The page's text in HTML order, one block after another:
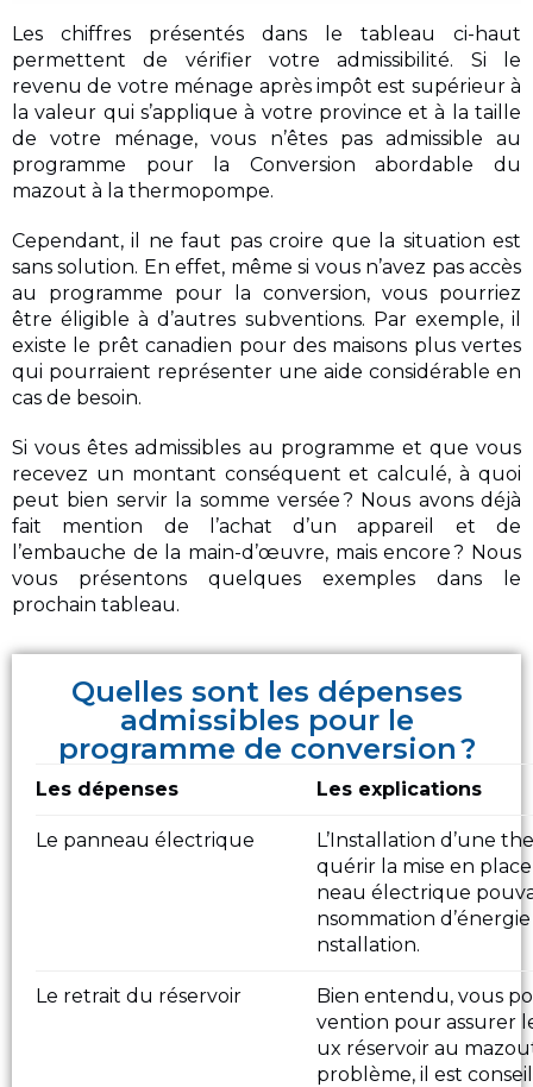
Les chiffres présentés dans le tableau ci-haut
permettent de vérifier votre admissibilité. Si le
revenu de votre ménage après impôt est supérieur à
la valeur qui s’applique à votre province et à la taille
de votre ménage, vous n’êtes pas admissible au
programme pour la Conversion abordable du
mazout à la thermopompe.
Cependant, il ne faut pas croire que la situation est
sans solution. En effet, même si vous n’avez pas accès
au programme pour la conversion, vous pourriez
être éligible à d’autres subventions. Par exemple, il
existe le prêt canadien pour des maisons plus vertes
qui pourraient représenter une aide considérable en
cas de besoin.
Si vous êtes admissibles au programme et que vous
recevez un montant conséquent et calculé, à quoi
peut bien servir la somme versée ? Nous avons déjà
fait mention de l’achat d’un appareil et de
l’embauche de la main-d’œuvre, mais encore ? Nous
vous présentons quelques exemples dans le
prochain tableau.
Quelles sont les dépenses
admissibles pour le
programme de conversion ?
Les dépenses Les explications
Le panneau électrique
L’Installation d’une
quérir la mise en
neau électrique
nsommation
nstallation.
Le retrait du réservoir
Bien entendu, vous
vention pour assurer
ux réservoir au
problème, il est